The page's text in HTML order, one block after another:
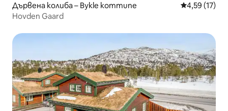
Дървена колиба – Bykle kommune Средна
4,59 (17)
Hovden Gaard